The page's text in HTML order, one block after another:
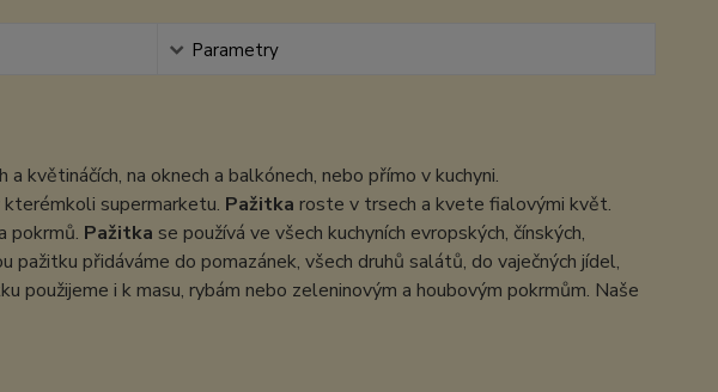
Parametry
květináčích, na oknech a balkónech, nebo přímo v kuchyni.
supermarketu. Pažitka roste v trsech a kvete fialovými květ.
pokrmů. Pažitka se používá ve všech kuchyních evropských, čínských,
pažitku přidáváme do pomazánek, všech druhů salátů, do vaječných jídel,
použijeme i k masu, rybám nebo zeleninovým a houbovým pokrmům. Naše